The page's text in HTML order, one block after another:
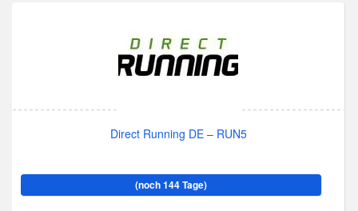
Direct Running DE – RUN5
(noch 144 Tage)